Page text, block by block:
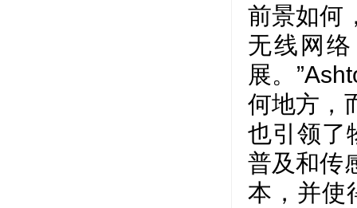
前景如何
无线网
展。
何地方，
也引领了
普及和传
本，并使